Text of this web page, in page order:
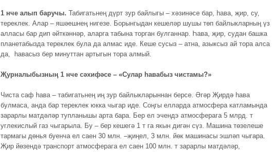
1 нче алып баручы. Табигатьнең дүрт зур байлыгы – хәзинәсе бар, һава, җир, су,
тереклек. Алар – яшәешнең нигезе. Борынгыдан кешеләр шушы төп байлыкларның үз
алласы бар дип әйткәннәр, аларга табына торган булганнар. Һава, җир, судан башка
планетабызда тереклек була да алмас иде. Кеше сусыз – атна, азыксыз ай тора алса
да, һавасыз бер минуттан артыгын тора алмый.
Җурналыбызның 1 нче сәхифәсе – «Сулар һавабыз чистамы?»
Чиста саф һава – табигатьнең иң зур байлыкларыннан берсе. Әгәр Җирдә һава
булмаса, анда бар тереклек юкка чыгар иде. Соңгы елларда атмосфера катламында
зарарлы матдәләр тупланышы арта бара. Бер ел эчендэ атмосферага 5 млрд. т
углекислый газ чыгарыла. Бу – бер кешегә 1 т га якын дигән сүз. Машина төзелеше
тармагы дөнья буенча ел саен 30 млн. –җиңел, 3 млн. йөк машинасы эшләп чыгара.
Җир йөзендә транспорт атмосферага ел саен 100 млн. т зарарлы матдәләр,